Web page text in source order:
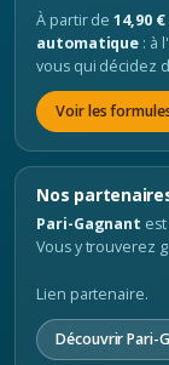
À partir de14,90
automatique : à
vous qui décidez
Voir les
Nos
Pari-Gagnant
Vous y trouverez
Lien partenaire.
Découvrir Pari-